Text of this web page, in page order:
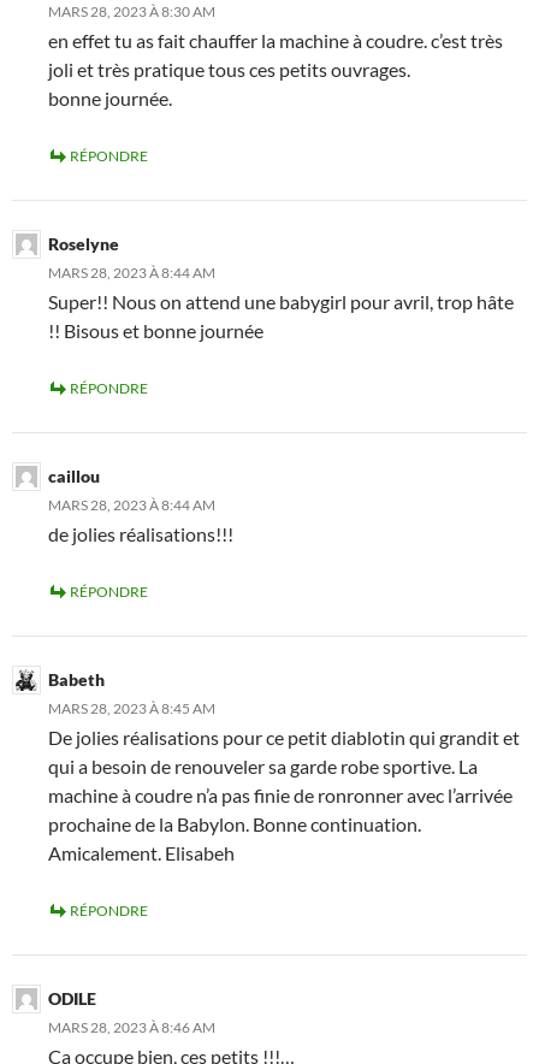
MARS 28, 2023 À 8:30 AM
en effet tu as fait chauffer la machine à coudre. c’est très
joli et très pratique tous ces petits ouvrages.
bonne journée.
RÉPONDRE
Roselyne
MARS 28, 2023 À 8:44 AM
Super!! Nous on attend une babygirl pour avril, trop hâte
!! Bisous et bonne journée
RÉPONDRE
caillou
MARS 28, 2023 À 8:44 AM
de jolies réalisations!!!
RÉPONDRE
Babeth
MARS 28, 2023 À 8:45 AM
De jolies réalisations pour ce petit diablotin qui grandit et
qui a besoin de renouveler sa garde robe sportive. La
machine à coudre n’a pas finie de ronronner avec l’arrivée
prochaine de la Babylon. Bonne continuation.
Amicalement. Elisabeh
RÉPONDRE
ODILE
MARS 28, 2023 À 8:46 AM
Ça occupe bien, ces petits !!!…